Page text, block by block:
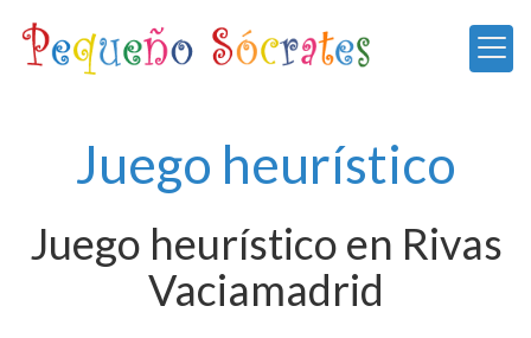
Juego heurístico
Juego heurístico en Rivas
Vaciamadrid